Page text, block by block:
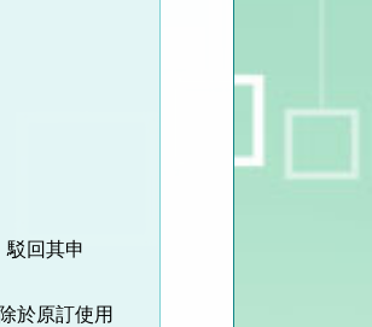
回其申
於原訂使用